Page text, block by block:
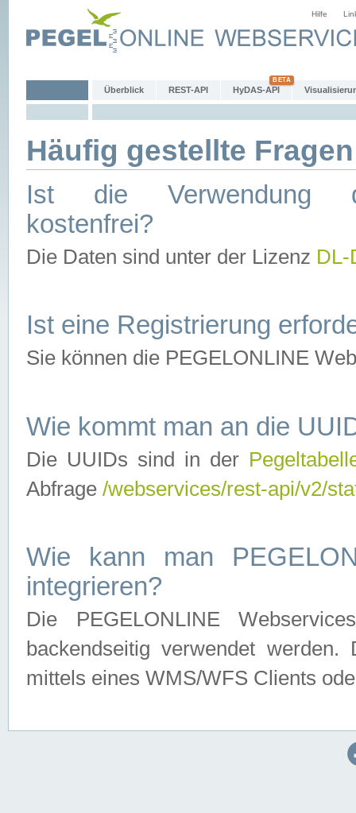
Hilfe
Überblick REST-API HyDAS-API
Häufig gestellte
Ist die Verwendung
kostenfrei?
Die Daten sind unter der Lizenz
Ist eine Registrierung
Sie können die PEGELONLINE
Wie kommt man an die
Die UUIDs sind in der
Abfrage /webservices/rest-api/v2/
Wie kann man
integrieren?
Die PEGELONLINE
backendseitig verwendet
mittels eines WMS/WFS Clients